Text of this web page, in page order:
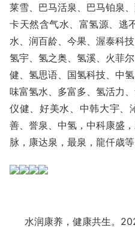
莱雪、巴马活泉、巴马铂泉
卡天然含气水、富氢源、逃
水、润百龄、今果、渥泰科
氢宇、氢之奥、氢溪、火菲
健、氢思语、国氢科技、中
味富氢水、多富多、氢活力
仪健、好美水、中韩大宇、
善、誉泉 、中氢，中科康盛
脉，康达泉，最泉，龍仟歳等
水润康养，健康共生。